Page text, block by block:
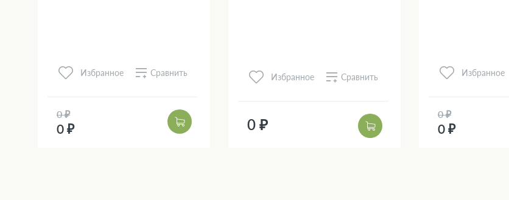
Избранное Сравнить
0 ₽
0 ₽
Избранное Сравнить
0 ₽
Избранное
0 ₽
0 ₽